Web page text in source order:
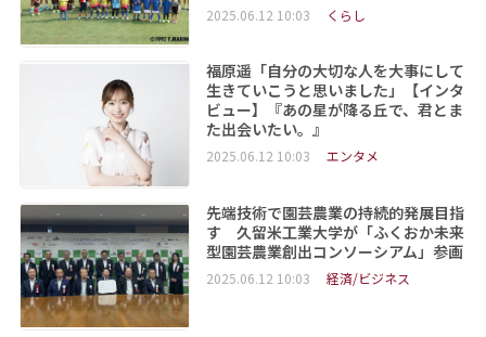
2025.06.12 10:03 くらし
福原遥「自分の大切な人を大事にして
生きていこうと思いました」【インタ
ビュー】『あの星が降る丘で、君とま
た出会いたい。』
2025.06.12 10:03 エンタメ
先端技術で園芸農業の持続的発展目指
す 久留米工業大学が「ふくおか未来
型園芸農業創出コンソーシアム」参画
2025.06.12 10:03 経済/ビジネス